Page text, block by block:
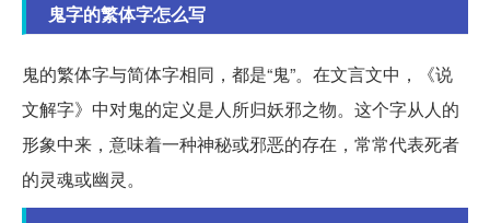
鬼字的繁体字怎么写
鬼的繁体字与简体字相同，都是“鬼”。在文言文中，《说
文解字》中对鬼的定义是人所归妖邪之物。这个字从人的
形象中来，意味着一种神秘或邪恶的存在，常常代表死者
的灵魂或幽灵。